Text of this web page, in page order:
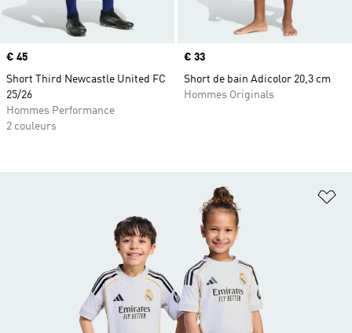
Prix
€ 45
Short Third Newcastle United FC
25/26
Hommes Performance
2 couleurs
Prix
€ 33
Short de bain Adicolor 20,3 cm
Hommes Originals